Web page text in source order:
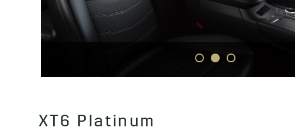
1 2 3
XT6 Platinum